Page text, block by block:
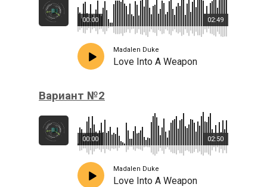
02:49
00:00
Madalen Duke
Love Into A Weapon
Вариант №2
02:50
00:00
Madalen Duke
Love Into A Weapon